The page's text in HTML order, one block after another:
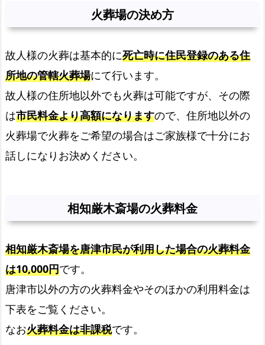
火葬場の決め方
故人様の火葬は基本的に死亡時に住民登録のある住
所地の管轄火葬場にて行います。
故人様の住所地以外でも火葬は可能ですが、その際
は市民料金より高額になりますので、住所地以外の
火葬場で火葬をご希望の場合はご家族様で十分にお
話しになりお決めください。
相知厳木斎場の火葬料金
相知厳木斎場を唐津市民が利用した場合の火葬料金
は10,000円です。
唐津市以外の方の火葬料金やそのほかの利用料金は
下表をご覧ください。
なお火葬料金は非課税です。